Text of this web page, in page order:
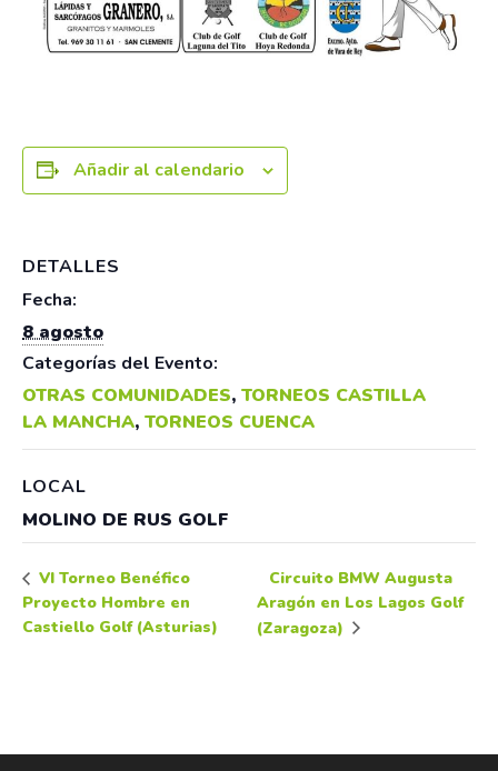
Añadir al calendario
DETALLES
Fecha:
8 agosto
Categorías del Evento:
OTRAS COMUNIDADES, TORNEOS CASTILLA
LA MANCHA, TORNEOS CUENCA
LOCAL
MOLINO DE RUS GOLF
VI Torneo Benéfico
Proyecto Hombre en
Castiello Golf (Asturias)
Circuito BMW Augusta
Aragón en Los Lagos Golf
(Zaragoza)